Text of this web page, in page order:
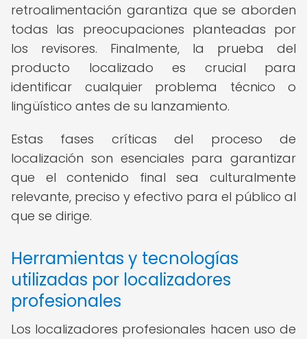
retroalimentación garantiza que se aborden
todas las preocupaciones planteadas por
los revisores. Finalmente, la prueba del
producto localizado es crucial para
identificar cualquier problema técnico o
lingüístico antes de su lanzamiento.
Estas fases críticas del proceso de
localización son esenciales para garantizar
que el contenido final sea culturalmente
relevante, preciso y efectivo para el público al
que se dirige.
Herramientas y tecnologías
utilizadas por localizadores
profesionales
Los localizadores profesionales hacen uso de